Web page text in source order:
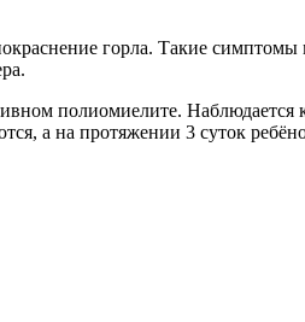
горла. Такие
полиомиелите.
а на протяжении 3 суток